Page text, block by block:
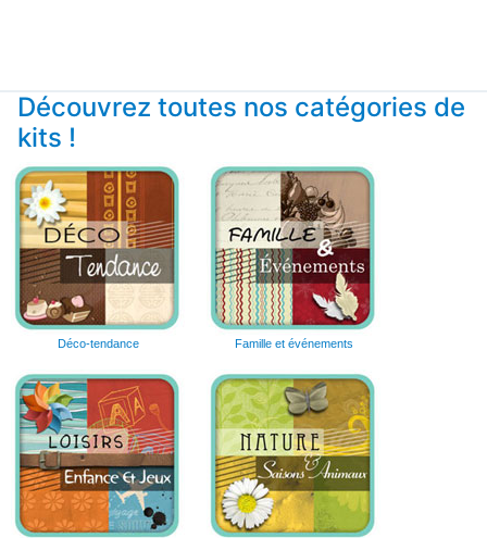
Découvrez toutes nos catégories de
kits !
Déco-tendance Famille et événements